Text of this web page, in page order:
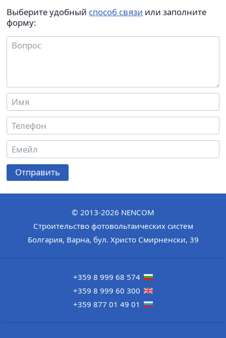
Выберите удобный способ связи или заполните
форму:
Отправить
© 2013-2026 NENCOM
Строительство фотовольтаических систем
Болгария, Варна, бул. Христо Смирненски, 39
+359 8 999 68 574
+359 8 999 60 300
+359 877 01 49 01